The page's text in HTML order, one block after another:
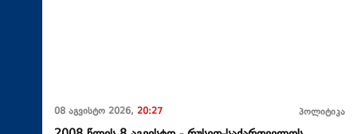
08 აგვისტო 2026, 20:27 პოლიტიკა